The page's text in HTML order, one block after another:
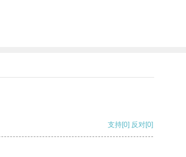
支持[0] 反对[0]